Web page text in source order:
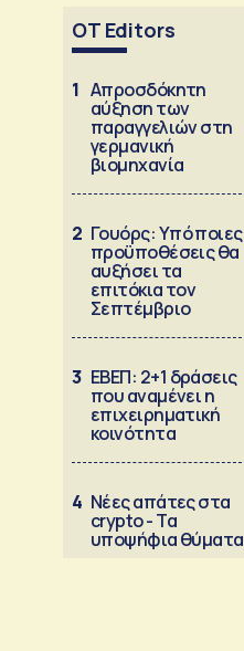
OT Editors
1 Απροσδόκητη
αύξηση των
παραγγελιών στη
γερμανική
βιομηχανία
2 Γουόρς: Υπό ποιες
προϋποθέσεις θα
αυξήσει τα
επιτόκια τον
Σεπτέμβριο
3 ΕΒΕΠ: 2+1 δράσεις
που αναμένει η
επιχειρηματική
κοινότητα
4 Νέες απάτες στα
crypto - Τα
υποψήφια θύματα